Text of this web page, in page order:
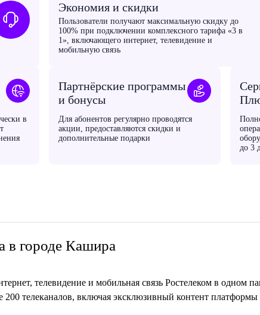
Экономия и скидки
Пользователи получают максимальную скидку до
100% при подключении комплексного тарифа «3 в
1», включающего интернет, телевидение и
мобильную связь
в
Партнёрские программы
и бонусы
Для абонентов регулярно проводятся
акции, предоставляются скидки и
дополнительные подарки
до 3
в городе Кашира
телевидение и мобильная связь Ростелеком в одном
200 телеканалов, включая эксклюзивный контент